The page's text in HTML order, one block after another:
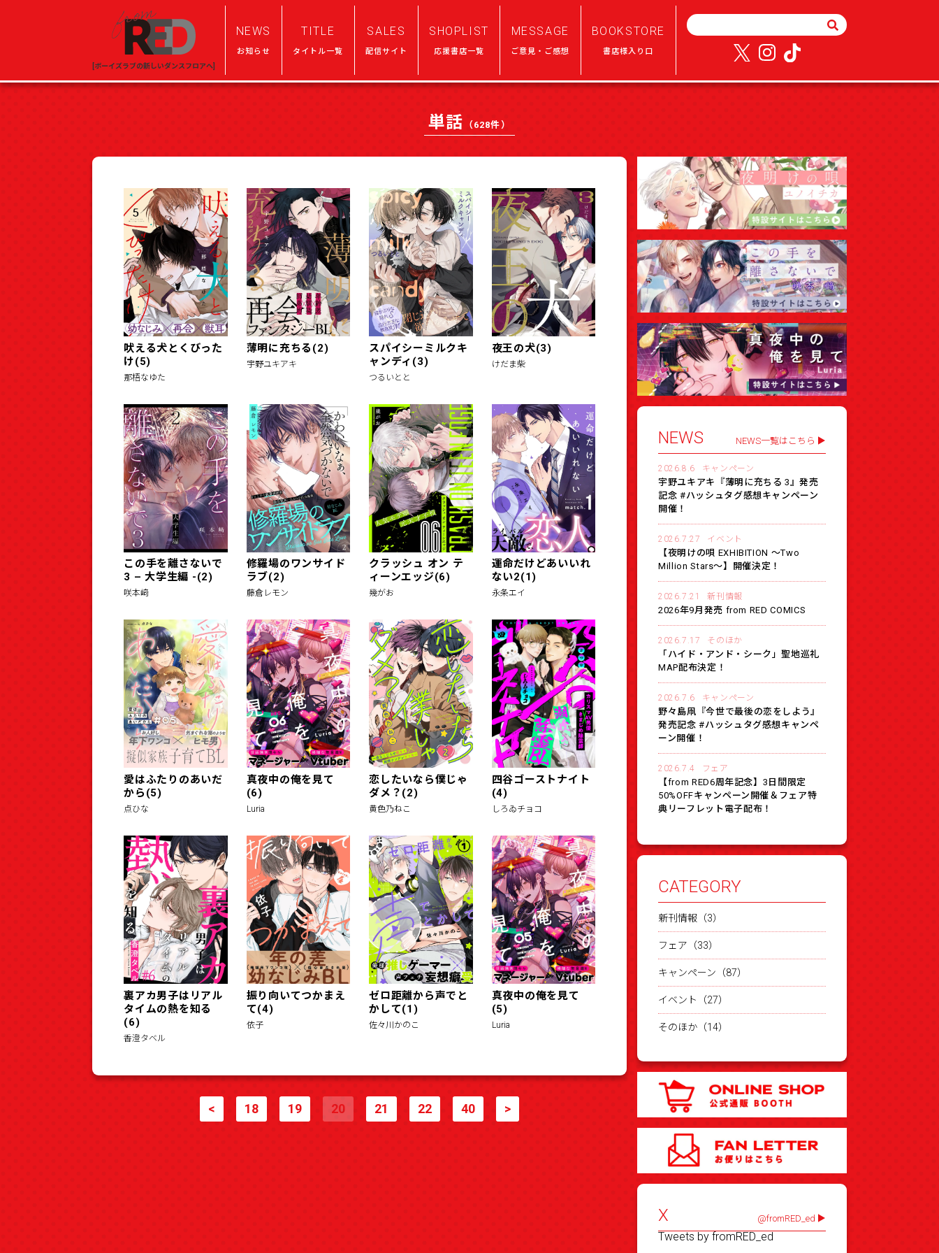
[ボーイズラブの新しいダンスフロアへ]
NEWS
お知らせ
TITLE
タイトル一覧
SALES
配信サイト
SHOPLIST
応援書店一覧
MESSAGE
ご意見・ご感想
BOOKSTORE
書店様入り口
単話 （628件）
吠える犬とくびった
け(5)
那梧なゆた
薄明に充ちる(2)
宇野ユキアキ
スパイシーミルクキ
ャンディ(3)
つるいとと
夜王の犬(3)
けだま柴
この手を離さないで
3 – 大学生編 -(2)
咲本﨑
修羅場のワンサイド
ラブ(2)
藤倉レモン
クラッシュ オン テ
ィーンエッジ(6)
幾がお
運命だけどあいいれ
ない2(1)
永条エイ
愛はふたりのあいだ
から(5)
点ひな
真夜中の俺を見て
(6)
Luria
恋したいなら僕じゃ
ダメ？(2)
黄色乃ねこ
四谷ゴーストナイト
(4)
しろゐチョコ
裏アカ男子はリアル
タイムの熱を知る
(6)
香澄タベル
振り向いてつかまえ
て(4)
依子
ゼロ距離から声でと
かして(1)
佐々川かのこ
真夜中の俺を見て
(5)
Luria
< 18 19 20 21 22 40 >
NEWS NEWS一覧はこちら
2026.8.6 キャンペーン
宇野ユキアキ『薄明に充ちる 3』発売
記念 #ハッシュタグ感想キャンペーン
開催！
2026.7.27 イベント
【夜明けの唄 EXHIBITION 〜Two
Million Stars〜】開催決定！
2026.7.21 新刊情報
2026年9月発売 from RED COMICS
2026.7.17 そのほか
「ハイド・アンド・シーク」聖地巡礼
MAP配布決定！
2026.7.6 キャンペーン
野々島凧『今世で最後の恋をしよう』
発売記念 #ハッシュタグ感想キャンペ
ーン開催！
2026.7.4 フェア
【from RED6周年記念】3日間限定
50%OFFキャンペーン開催＆フェア特
典リーフレット電子配布！
CATEGORY
新刊情報（3）
フェア（33）
キャンペーン（87）
イベント（27）
そのほか（14）
X @fromRED_ed
Tweets by fromRED_ed